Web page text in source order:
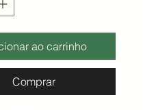
ao carrinho
Comprar